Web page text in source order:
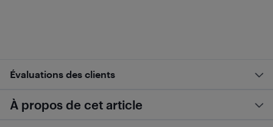
Évaluations des clients
À propos de cet article